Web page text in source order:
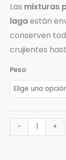
Las mixturas
lagaestán
conserven
crujientes
Peso
- +